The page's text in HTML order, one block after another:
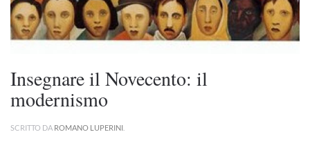
Insegnare il Novecento: il
modernismo
SCRITTO DA ROMANO LUPERINI